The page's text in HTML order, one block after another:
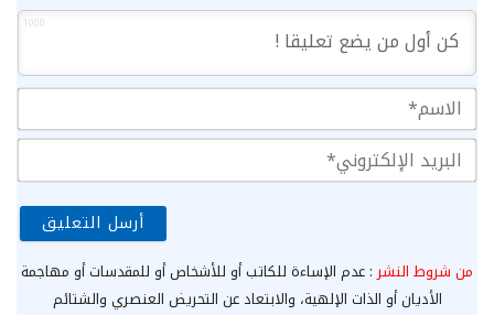
1000
من شروط النشر: عدم الإساءة للكاتب أو للأشخاص أو للمقدسات أو مهاجمة
الأديان أو الذات الإلهية، والابتعاد عن التحريض العنصري والشتائم